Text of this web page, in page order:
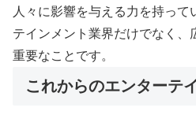
人々に影響を与える力を持って
テインメント業界だけでなく、
重要なことです。
これからのエンターテ